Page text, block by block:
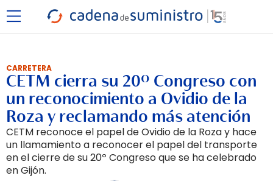
CARRETERA
CETM cierra su 20º Congreso con
un reconocimiento a Ovidio de la
Roza y reclamando más atención
CETM reconoce el papel de Ovidio de la Roza y hace
un llamamiento a reconocer el papel del transporte
en el cierre de su 20º Congreso que se ha celebrado
en Gijón.